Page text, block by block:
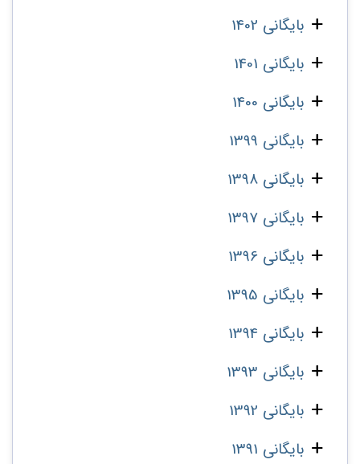
بایگانی 1402
بایگانی 1401
بایگانی 1400
بایگانی 1399
بایگانی 1398
بایگانی 1397
بایگانی 1396
بایگانی 1395
بایگانی 1394
بایگانی 1393
بایگانی 1392
بایگانی 1391